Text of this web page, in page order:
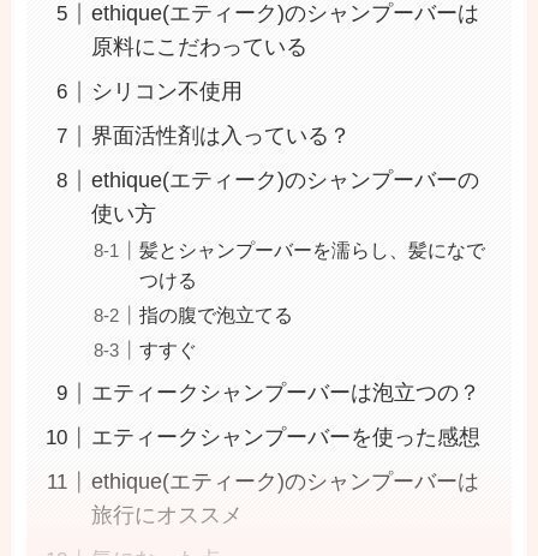
ethique(エティーク)のシャンプーバーは
原料にこだわっている
シリコン不使用
界面活性剤は入っている？
ethique(エティーク)のシャンプーバーの
使い方
髪とシャンプーバーを濡らし、髪になで
つける
指の腹で泡立てる
すすぐ
エティークシャンプーバーは泡立つの？
エティークシャンプーバーを使った感想
ethique(エティーク)のシャンプーバーは
旅行にオススメ